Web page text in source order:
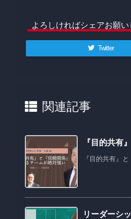
よろしければシェアお願
Twitter
関連記事
『目的共
『目的共有』
リーダーシ